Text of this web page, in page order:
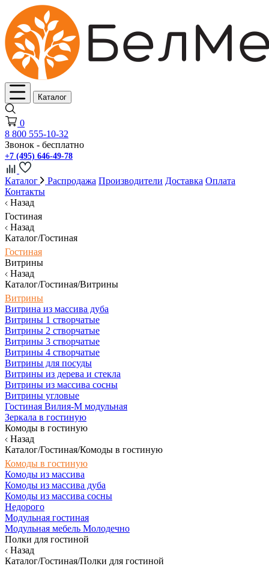
Каталог
0
8 800 555-10-32
Звонок - бесплатно
+7 (495) 646-49-78
Каталог Распродажа Производители Доставка Оплата
Контакты
Назад
Гостиная
Назад
Каталог/Гостиная
Гостиная
Витрины
Назад
Каталог/Гостиная/Витрины
Витрины
Витрина из массива дуба
Витрины 1 створчатые
Витрины 2 створчатые
Витрины 3 створчатые
Витрины 4 створчатые
Витрины для посуды
Витрины из дерева и стекла
Витрины из массива сосны
Витрины угловые
Гостиная Вилия-М модульная
Зеркала в гостиную
Комоды в гостиную
Назад
Каталог/Гостиная/Комоды в гостиную
Комоды в гостиную
Комоды из массива
Комоды из массива дуба
Комоды из массива сосны
Недорого
Модульная гостиная
Модульная мебель Молодечно
Полки для гостиной
Назад
Каталог/Гостиная/Полки для гостиной